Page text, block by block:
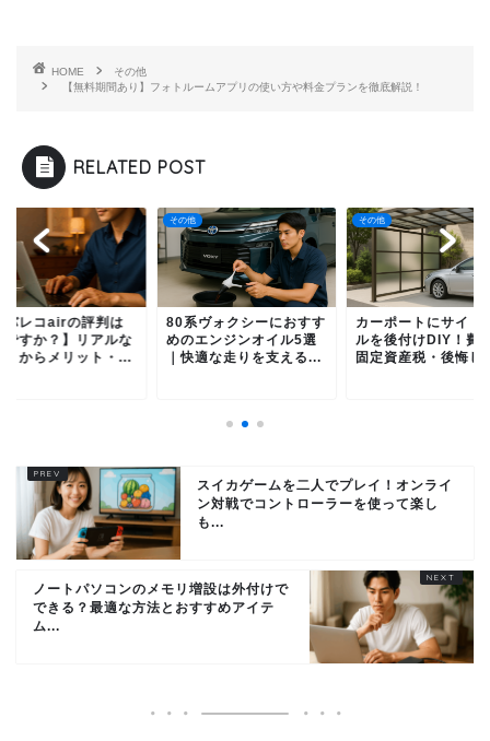
HOME
その他
【無料期間あり】フォトルームアプリの使い方や料金プランを徹底解説！
RELATED POST
ヴォクシーにおすす
エンジンオイル5選
適な走りを支える...
その他
カーポートにサイドパネ
ルを後付けDIY！費用・
固定資産税・後悔しな...
その他
【モバレコairの評
悪いですか？】リア
口コミからメリット
スイカゲームを二人でプレイ！オンライ
ン対戦でコントローラーを使って楽し
も...
ノートパソコンのメモリ増設は外付けで
できる？最適な方法とおすすめアイテ
ム...